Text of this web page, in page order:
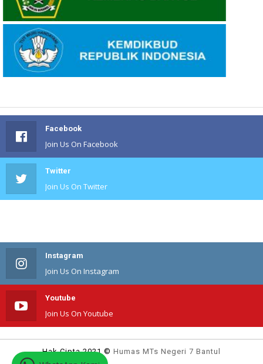
Facebook
Join Us On Facebook
Twitter
Join Us On Twitter
Instagram
Join Us On Instagram
Youtube
Join Us On Youtube
Hak Cipta 2021 © Humas MTs Negeri 7 Bantul